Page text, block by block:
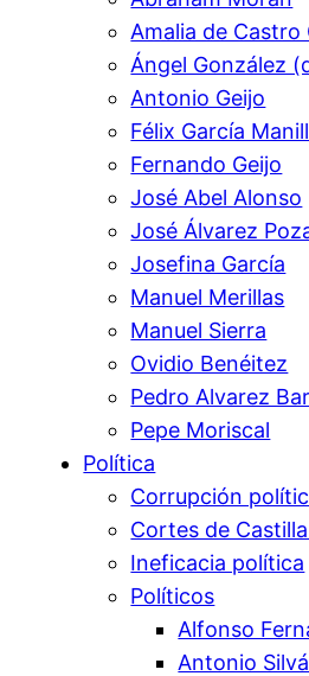
Amalia de Castro
Ángel González
Antonio Geijo
Félix García
Fernando Geijo
José Abel Alonso
José Álvarez
Josefina García
Manuel Merillas
Manuel Sierra
Ovidio Benéitez
Pedro Alvarez
Pepe Moriscal
Política
Corrupción
Cortes de
Ineficacia política
Políticos
Alfonso
Antonio